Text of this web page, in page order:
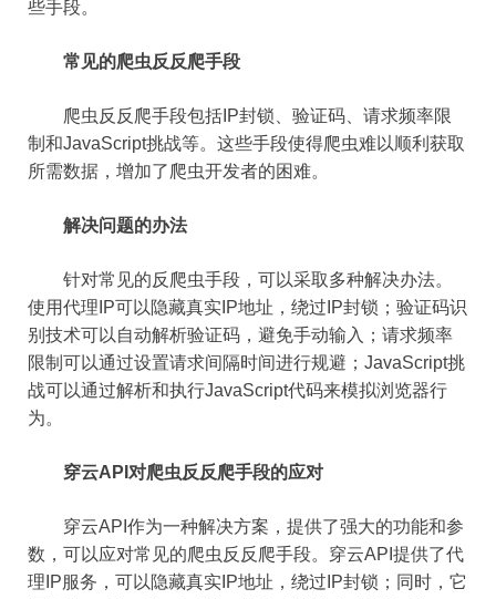
些手段。
常见的爬虫反反爬手段
爬虫反反爬手段包括IP封锁、验证码、请求频率限
制和JavaScript挑战等。这些手段使得爬虫难以顺利获取
所需数据，增加了爬虫开发者的困难。
解决问题的办法
针对常见的反爬虫手段，可以采取多种解决办法。
使用代理IP可以隐藏真实IP地址，绕过IP封锁；验证码识
别技术可以自动解析验证码，避免手动输入；请求频率
限制可以通过设置请求间隔时间进行规避；JavaScript挑
战可以通过解析和执行JavaScript代码来模拟浏览器行
为。
穿云API对爬虫反反爬手段的应对
穿云API作为一种解决方案，提供了强大的功能和参
数，可以应对常见的爬虫反反爬手段。穿云API提供了代
理IP服务，可以隐藏真实IP地址，绕过IP封锁；同时，它